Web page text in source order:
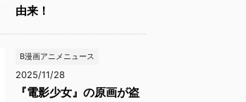
由来！
B漫画アニメニュース
2025/11/28
『電影少女』の原画が盗